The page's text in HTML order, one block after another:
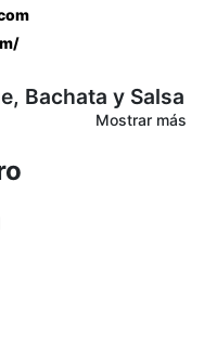
Bachata y Salsa
musical online y radial
del Merengue, la
un ritmo
Mostrar más